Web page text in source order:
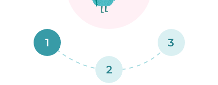
1
2
3